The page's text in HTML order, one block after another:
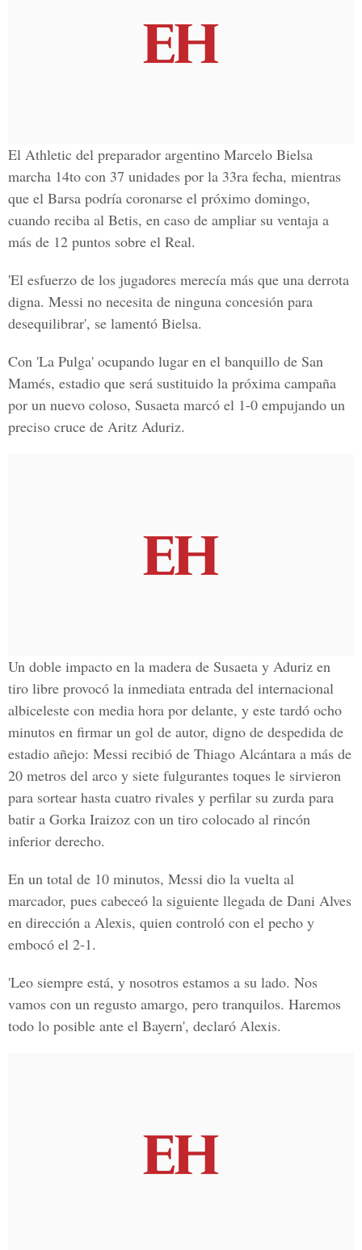
El Athletic del preparador argentino Marcelo Bielsa
marcha 14to con 37 unidades por la 33ra fecha, mientras
que el Barsa podría coronarse el próximo domingo,
cuando reciba al Betis, en caso de ampliar su ventaja a
más de 12 puntos sobre el Real.
'El esfuerzo de los jugadores merecía más que una derrota
digna. Messi no necesita de ninguna concesión para
desequilibrar', se lamentó Bielsa.
Con 'La Pulga' ocupando lugar en el banquillo de San
Mamés, estadio que será sustituido la próxima campaña
por un nuevo coloso, Susaeta marcó el 1-0 empujando un
preciso cruce de Aritz Aduriz.
Un doble impacto en la madera de Susaeta y Aduriz en
tiro libre provocó la inmediata entrada del internacional
albiceleste con media hora por delante, y este tardó ocho
minutos en firmar un gol de autor, digno de despedida de
estadio añejo: Messi recibió de Thiago Alcántara a más de
20 metros del arco y siete fulgurantes toques le sirvieron
para sortear hasta cuatro rivales y perfilar su zurda para
batir a Gorka Iraizoz con un tiro colocado al rincón
inferior derecho.
En un total de 10 minutos, Messi dio la vuelta al
marcador, pues cabeceó la siguiente llegada de Dani Alves
en dirección a Alexis, quien controló con el pecho y
embocó el 2-1.
'Leo siempre está, y nosotros estamos a su lado. Nos
vamos con un regusto amargo, pero tranquilos. Haremos
todo lo posible ante el Bayern', declaró Alexis.